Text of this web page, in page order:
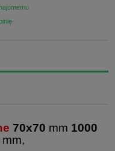
70x70 mm 1000